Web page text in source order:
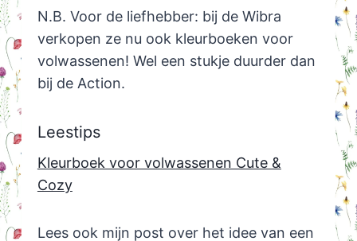
N.B. Voor de liefhebber: bij de Wibra
verkopen ze nu ook kleurboeken voor
volwassenen! Wel een stukje duurder dan
bij de Action.
Leestips
Kleurboek voor volwassenen Cute &
Cozy
Lees ook mijn post over het idee van een